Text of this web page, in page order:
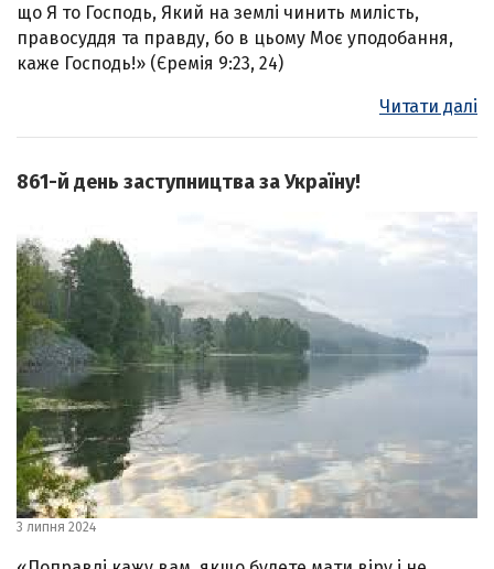
що Я то Господь, Який на землі чинить милість,
правосуддя та правду, бо в цьому Моє уподобання,
каже Господь!» (Єремія 9:23, 24)
Читати далі
861-й день заступництва за Україну!
3 липня 2024